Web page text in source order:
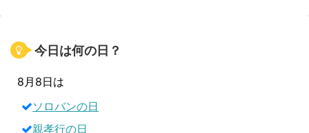
今日は何の日？
8月8日は
ソロバンの日
親孝行の日